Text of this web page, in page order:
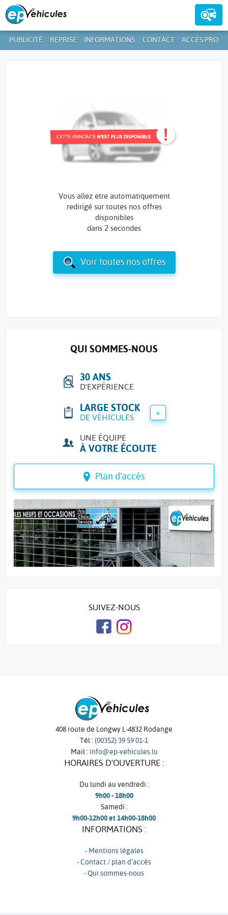
Contactez-nous au
PUBLICITÉ REPRISE INFORMATIONS CONTACT ACCÈS PRO
QUI SOMMES-NOUS
30 ANS
D'EXPÉRIENCE
LARGE STOCK
DE VÉHICULES
+
UNE ÉQUIPE
À VOTRE ÉCOUTE
Plan d'accès
SUIVEZ-NOUS
Vous allez etre automatiquement
redirigé sur toutes nos offres
disponibles
dans 2 secondes
Voir toutes nos offres
408 route de Longwy L-4832 Rodange
Tél : (00352) 39 59 01-1
Mail : info@ep-vehicules.lu
HORAIRES D'OUVERTURE :
Du lundi au vendredi :
9h00 - 18h00
Samedi :
9h00-12h00 et 14h00-18h00
INFORMATIONS :
- Mentions légales
- Contact / plan d'accès
- Qui sommes-nous